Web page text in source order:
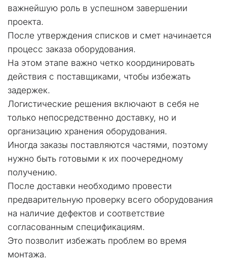
важнейшую роль в успешном завершении
проекта.
После утверждения списков и смет начинается
процесс заказа оборудования.
На этом этапе важно четко координировать
действия с поставщиками, чтобы избежать
задержек.
Логистические решения включают в себя не
только непосредственно доставку, но и
организацию хранения оборудования.
Иногда заказы поставляются частями, поэтому
нужно быть готовыми к их поочередному
получению.
После доставки необходимо провести
предварительную проверку всего оборудования
на наличие дефектов и соответствие
согласованным спецификациям.
Это позволит избежать проблем во время
монтажа.